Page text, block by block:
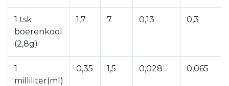
1 tsk
boerenkool
(2,8g)
1,7 7 0,13 0,3
1
milliliter(ml)
0,35 1,5 0,028 0,065